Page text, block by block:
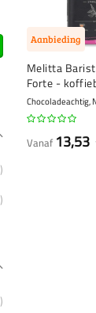
Aanbieding
Melitta
Forte -
Chocoladeachtig,
Vanaf 13,53